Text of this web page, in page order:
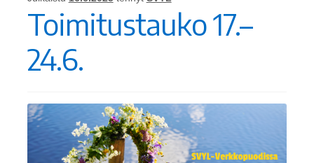
Toimitustauko 17.–
24.6.